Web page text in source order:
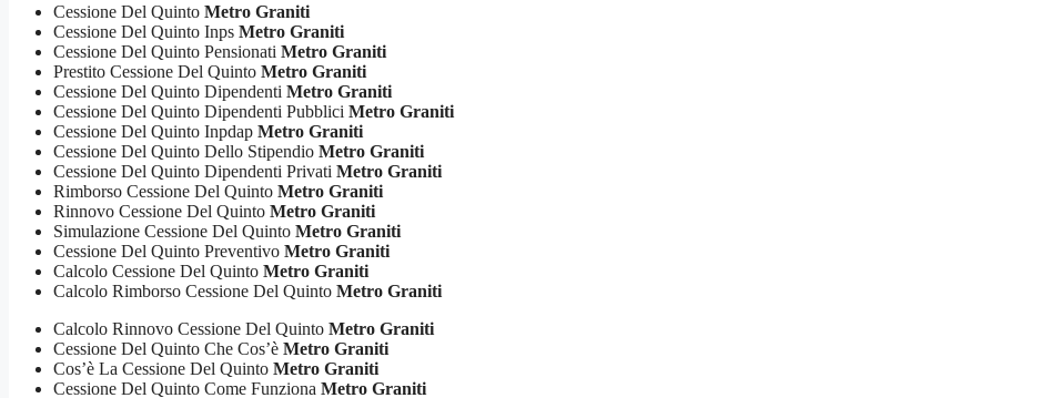
Cessione Del Quinto Metro Graniti
Cessione Del Quinto Inps Metro Graniti
Cessione Del Quinto Pensionati Metro Graniti
Prestito Cessione Del Quinto Metro Graniti
Cessione Del Quinto Dipendenti Metro Graniti
Cessione Del Quinto Dipendenti Pubblici Metro Graniti
Cessione Del Quinto Inpdap Metro Graniti
Cessione Del Quinto Dello Stipendio Metro Graniti
Cessione Del Quinto Dipendenti Privati Metro Graniti
Rimborso Cessione Del Quinto Metro Graniti
Rinnovo Cessione Del Quinto Metro Graniti
Simulazione Cessione Del Quinto Metro Graniti
Cessione Del Quinto Preventivo Metro Graniti
Calcolo Cessione Del Quinto Metro Graniti
Calcolo Rimborso Cessione Del Quinto Metro Graniti
Calcolo Rinnovo Cessione Del Quinto Metro Graniti
Cessione Del Quinto Che Cos’è Metro Graniti
Cos’è La Cessione Del Quinto Metro Graniti
Cessione Del Quinto Come Funziona Metro Graniti